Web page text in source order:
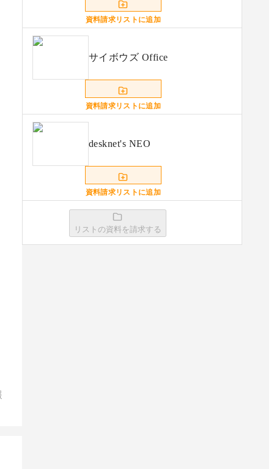
資料請求リストに追加
サイボウズ Office
資料請求リストに追加
desknet's NEO
資料請求リストに追加
Garoon
リストの資料を請求する